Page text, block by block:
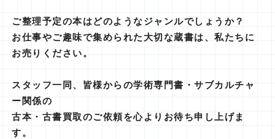
ご整理予定の本はどのようなジャンルでしょうか？
お仕事やご趣味で集められた大切な蔵書は、私たちに
お売りください。
スタッフ一同、皆様からの学術専門書・サブカルチャ
ー関係の
古本・古書買取のご依頼を心よりお待ち申し上げま
す。